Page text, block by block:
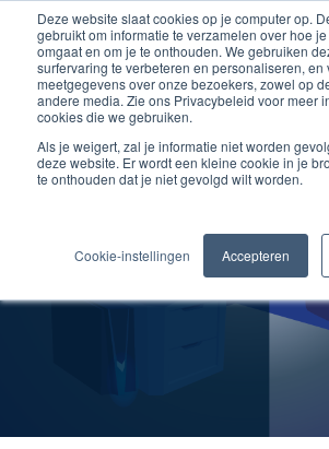
Deze website slaat cookies op je computer op.
gebruikt om informatie te verzamelen over hoe
omgaat en om je te onthouden. We gebruiken
surfervaring te verbeteren en personaliseren, en
meetgegevens over onze bezoekers, zowel op
andere media. Zie ons Privacybeleid voor meer
cookies die we gebruiken.
Als je weigert, zal je informatie niet worden
deze website. Er wordt een kleine cookie in je
te onthouden dat je niet gevolgd wilt worden.
Cookie-instellingen Accepteren